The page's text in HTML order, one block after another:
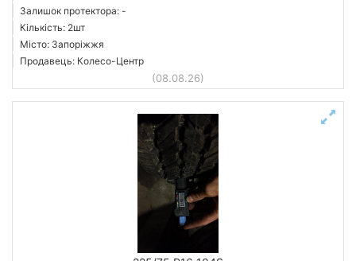
Залишок протектора: -
Кількість: 2шт
Місто: Запоріжжя
Продавець: Колесо-Центр
(08.08.26)